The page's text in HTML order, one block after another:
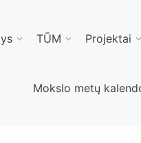
TŪM Projektai
Mokslo metų